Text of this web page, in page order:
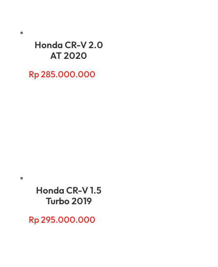
Honda CR-V 2.0
AT 2020
Rp285.000.000
Honda CR-V 1.5
Turbo 2019
Rp295.000.000